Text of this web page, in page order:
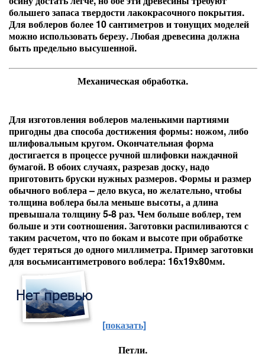
большего запаса твердости лакокрасочного покрытия.
Для воблеров более 10 сантиметров и тонущих моделей
можно использовать березу. Любая древесина должна
быть предельно высушенной.
Механическая обработка.
Для изготовления воблеров маленькими партиями
пригодны два способа достижения формы: ножом, либо
шлифовальным кругом. Окончательная форма
достигается в процессе ручной шлифовки наждачной
бумагой. В обоих случаях, разрезав доску, надо
приготовить бруски нужных размеров. Формы и размер
обычного воблера – дело вкуса, но желательно, чтобы
толщина воблера была меньше высоты, а длина
превышала толщину 5-8 раз. Чем больше воблер, тем
больше и эти соотношения. Заготовки распиливаются с
таким расчетом, что по бокам и высоте при обработке
будет теряться до одного миллиметра. Пример заготовки
для восьмисантиметрового воблера: 16х19х80мм.
[показать]
Петли.